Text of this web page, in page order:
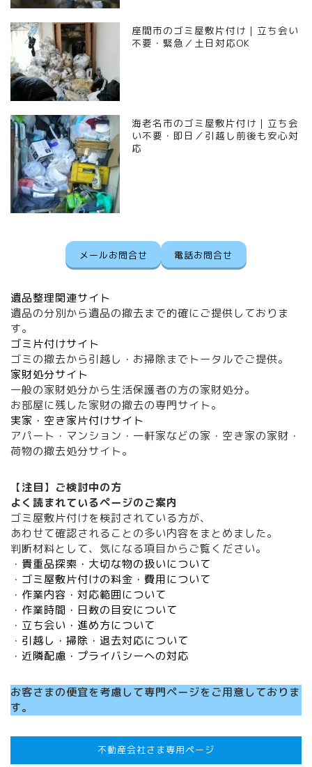
座間市のゴミ屋敷片付け｜立ち会い
不要・緊急／土日対応OK
海老名市のゴミ屋敷片付け｜立ち会
い不要・即日／引越し前後も安心対
応
メールお問合せ 電話お問合せ
遺品整理関連サイト
遺品の分別から遺品の撤去まで的確にご提供しておりま
す。
ゴミ片付けサイト
ゴミの撤去から引越し・お掃除までトータルでご提供。
家財処分サイト
一般の家財処分から生活保護者の方の家財処分。
お部屋に残した家財の撤去の専門サイト。
実家・空き家片付けサイト
アパート・マンション・一軒家などの家・空き家の家財・
荷物の撤去処分サイト。
【注目】 ご検討中の方
よく読まれているページのご案内
ゴミ屋敷片付けを検討されている方が、
あわせて確認されることの多い内容をまとめました。
判断材料として、気になる項目からご覧ください。
・ 貴重品探索・大切な物の扱いについて
・ ゴミ屋敷片付けの料金・費用について
・ 作業内容・対応範囲について
・ 作業時間・日数の目安について
・ 立ち会い・進め方について
・ 引越し・掃除・退去対応について
・ 近隣配慮・プライバシーへの対応
お客さまの便宜を考慮して専門ページをご用意しておりま
す。
不動産会社さま専用ページ